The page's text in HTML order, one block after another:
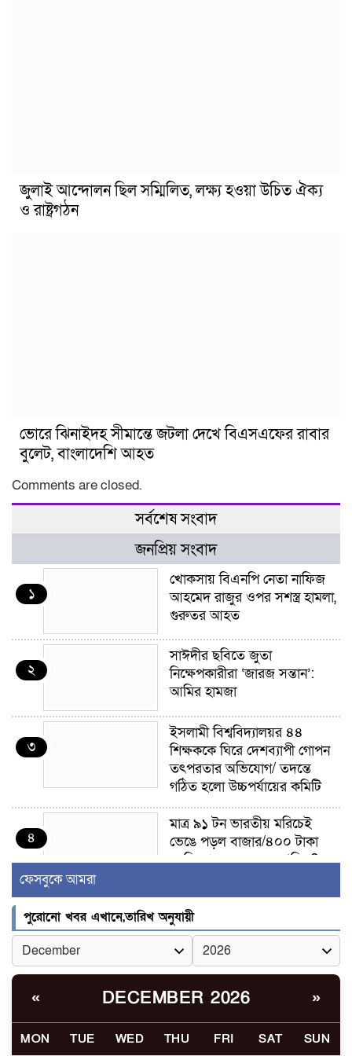
জুলাই আন্দোলন ছিল সম্মিলিত, লক্ষ্য হওয়া উচিত ঐক্য
ও রাষ্ট্রগঠন
ভোরে ঝিনাইদহ সীমান্তে জটলা দেখে বিএসএফের রাবার
বুলেট, বাংলাদেশি আহত
Comments are closed.
সর্বশেষ সংবাদ
জনপ্রিয় সংবাদ
১
খোকসায় বিএনপি নেতা নাফিজ
আহমেদ রাজুর ওপর সশস্ত্র হামলা,
গুরুতর আহত
২
সাঈদীর ছবিতে জুতা
নিক্ষেপকারীরা ‘জারজ সন্তান’:
আমির হামজা
৩
ইসলামী বিশ্ববিদ্যালয়র ৪৪
শিক্ষককে ঘিরে দেশব্যাপী গোপন
তৎপরতার অভিযোগ/ তদন্তে
গঠিত হলো উচ্চপর্যায়ের কমিটি
৪
মাত্র ৯১ টন ভারতীয় মরিচেই
ভেঙে পড়ল বাজার/৪০০ টাকা
কেজি দাম কে ধরে রেখেছিল?
৫
জুলাই আন্দোলন ছিল সম্মিলিত,
লক্ষ্য হওয়া উচিত ঐক্য ও
রাষ্ট্রগঠন
ভোরে ঝিনাইদহ সীমান্তে জটলা
দেখে বিএসএফের রাবার বুলেট,
চুয়াডাঙ্গা/ প্রথম স্ত্রীকে নিয়ে
ফেসবুকে আমরা
পুরোনো খবর এখানে,তারিখ অনুযায়ী
« DECEMBER 2026 »
MON TUE WED THU FRI SAT SUN